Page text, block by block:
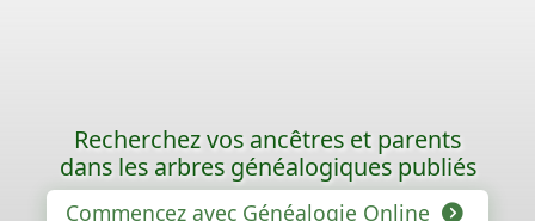
Recherchez vos ancêtres et parents
dans les arbres généalogiques publiés
Commencez avec Généalogie Online